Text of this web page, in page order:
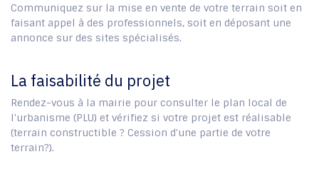
Communiquez sur la mise en vente de votre terrain soit en
faisant appel à des professionnels, soit en déposant une
annonce sur des sites spécialisés.
La faisabilité du projet
Rendez-vous à la mairie pour consulter le plan local de
l'urbanisme (PLU) et vérifiez si votre projet est réalisable
(terrain constructible ? Cession d'une partie de votre
terrain?).